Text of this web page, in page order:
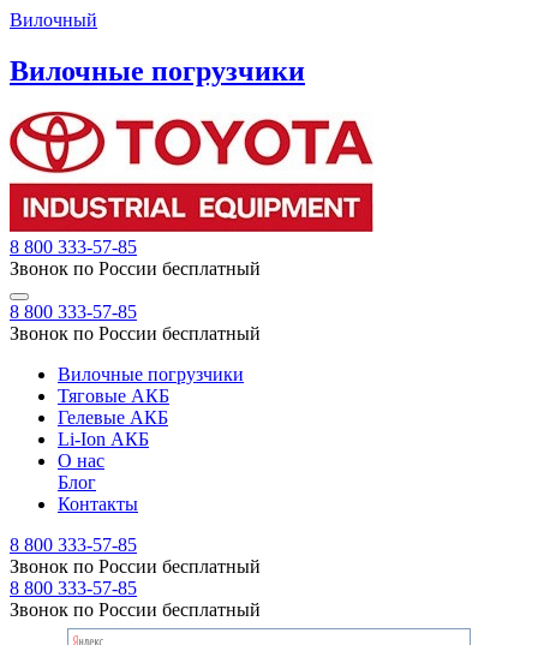
Вилочный
Вилочные погрузчики
8 800 333-57-85
Звонок по России бесплатный
8 800 333-57-85
Звонок по России бесплатный
Вилочные погрузчики
Тяговые АКБ
Гелевые АКБ
Li-Ion АКБ
О нас
Блог
Контакты
8 800 333-57-85
Звонок по России бесплатный
8 800 333-57-85
Звонок по России бесплатный